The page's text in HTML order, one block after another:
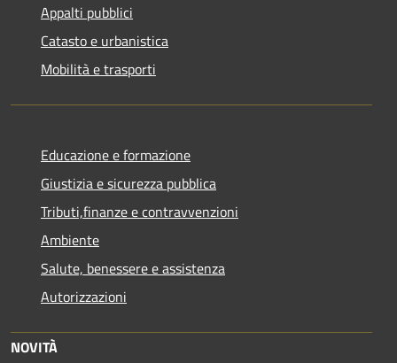
Appalti pubblici
Catasto e urbanistica
Mobilità e trasporti
Educazione e formazione
Giustizia e sicurezza pubblica
Tributi,finanze e contravvenzioni
Ambiente
Salute, benessere e assistenza
Autorizzazioni
NOVITÀ